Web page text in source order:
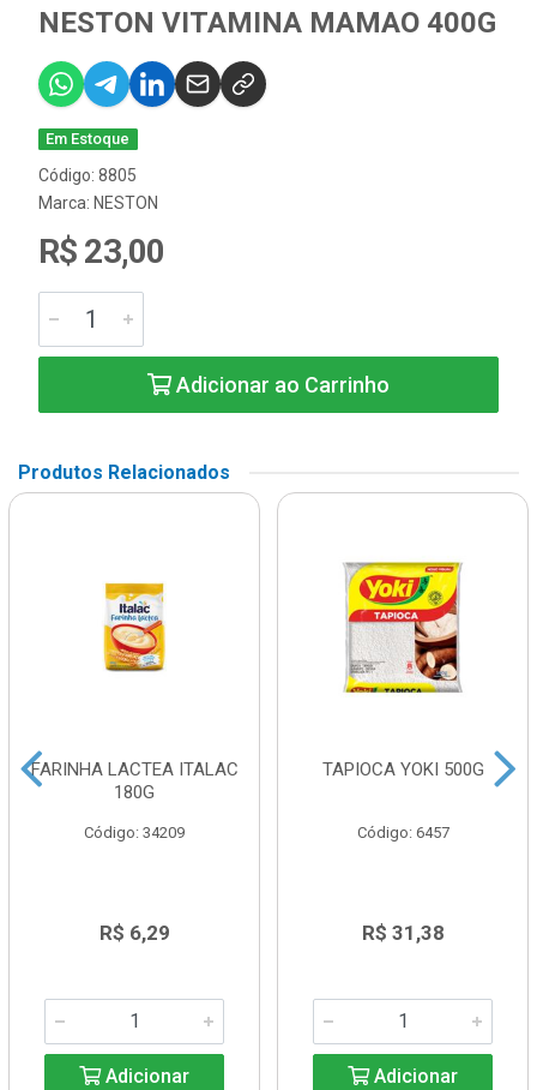
NESTON VITAMINA MAMAO 400G
Em Estoque
Código: 8805
Marca: NESTON
R$ 23,00
Adicionar ao Carrinho
Produtos Relacionados
FARINHA LACTEA ITALAC
180G
Código: 34209
R$ 6,29
Adicionar
TAPIOCA YOKI 500G
Código: 6457
R$ 31,38
Adicionar